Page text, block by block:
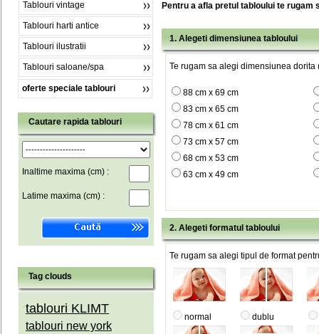
Tablouri vintage
Tablouri harti antice
Tablouri ilustratii
Tablouri saloane/spa
oferte speciale tablouri
Cautare rapida tablouri
Inaltime maxima (cm) :
Latime maxima (cm) :
Tag clouds
tablouri KLIMT
tablouri new york
Pentru a afla pretul tabloului te rugam
1. Alegeti dimensiunea tabloului
Te rugam sa alegi dimensiunea dorita
88 cm x 69 cm
83 cm x 65 cm
78 cm x 61 cm
73 cm x 57 cm
68 cm x 53 cm
63 cm x 49 cm
2. Alegeti formatul tabloului
Te rugam sa alegi tipul de format
normal dublu